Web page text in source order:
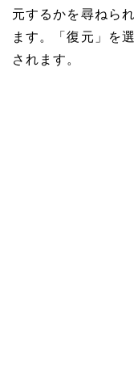
元するかを尋ねら
ます。「復元」を
されます。